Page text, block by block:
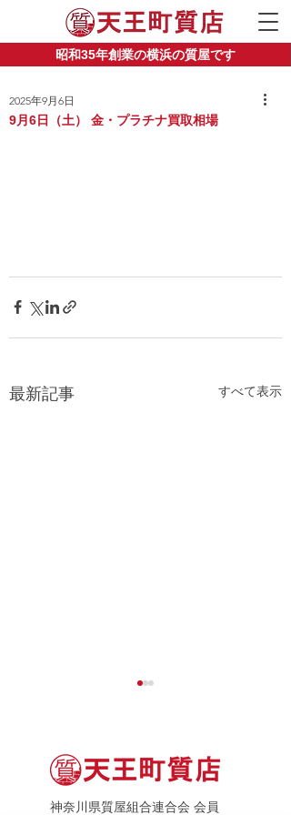
昭和35年創業の横浜の質屋です
9月6日（土） 金・プラチナ買取相場
2025年9月6日
最新記事 すべて表示
神奈川県質屋組合連合会 会員